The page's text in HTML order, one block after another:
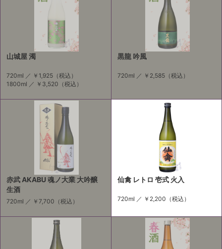
山城屋 濁
720ml ／ ￥1,925 （税込）
1800ml ／ ￥3,520 （税込）
黒龍 吟風
720ml ／ ￥2,585（税込）
赤武 AKABU 魂ノ大業 大吟醸
生酒
720ml ／ ￥7,700 （税込）
仙禽 レトロ 壱式 火入
720ml ／ ￥2,200 （税込）